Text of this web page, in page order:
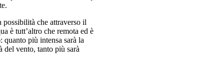
che attraverso il
è tutt’altro che remota ed è
: quanto più intensa sarà la
del vento, tanto più sarà